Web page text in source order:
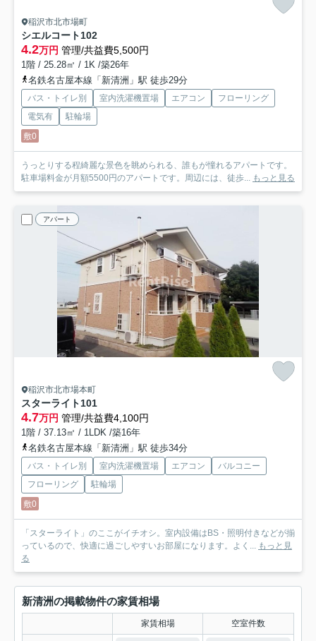
稲沢市北市場町
シエルコート102
4.2万円 管理/共益費5,500円
1階 / 25.28㎡ / 1K /築26年
名鉄名古屋本線「新清洲」駅 徒歩29分
バス・トイレ別 室内洗濯機置場 エアコン
フローリング
電気有
駐輪場
敷0
うっとりする程綺麗な景色を眺められる、誰もが憧れるアパートです。
駐車場料金が月額5500円のアパートです。周辺には、徒歩... もっと見る
アパート
稲沢市北市場本町
スターライト101
4.7万円 管理/共益費4,100円
1階 / 37.13㎡ / 1LDK /築16年
名鉄名古屋本線「新清洲」駅 徒歩34分
バス・トイレ別 室内洗濯機置場 エアコン
バルコニー
フローリング
駐輪場
敷0
「スターライト」のここがイチオシ。室内設備はBS・照明付きなどが揃
っているので、快適に過ごしやすいお部屋になります。よく... もっと見
る
新清洲の掲載物件の家賃相場
家賃相場 空室件数